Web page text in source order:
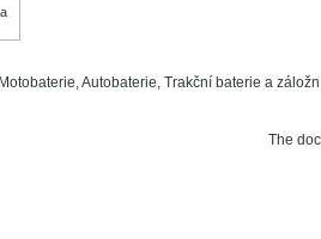
Autobaterie, Trakční baterie a
The